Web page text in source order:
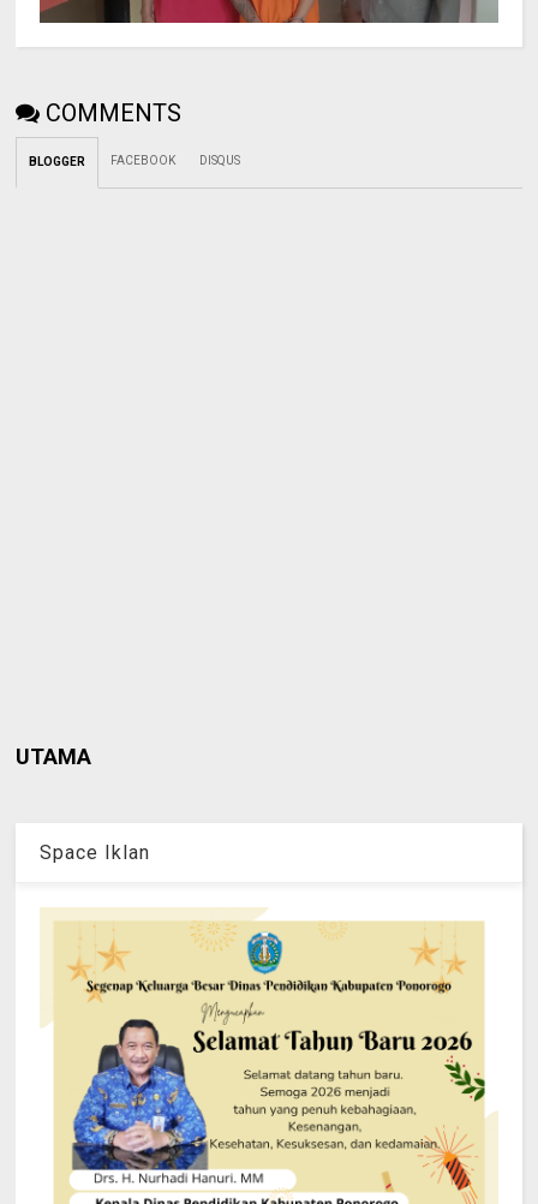
COMMENTS
BLOGGER FACEBOOK DISQUS
UTAMA
Space Iklan